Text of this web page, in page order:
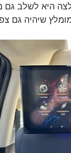
היא לשלב גם
שיהיה גם